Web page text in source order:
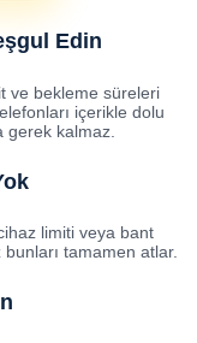
Edin
ve bekleme süreleri
içerikle dolu
gerek kalmaz.
limiti veya bant
bunları tamamen atlar.